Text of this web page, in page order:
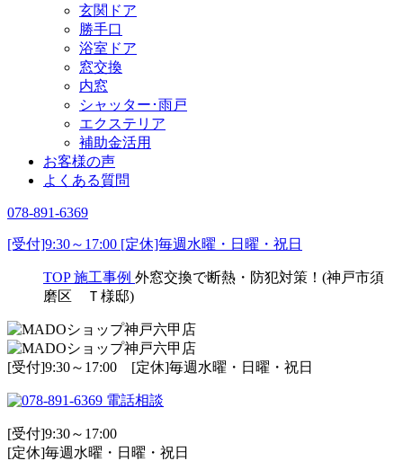
玄関ドア
勝手口
浴室ドア
窓交換
内窓
シャッター･雨戸
エクステリア
補助金活用
お客様の声
よくある質問
078-891-6369
[受付]9:30～17:00 [定休]毎週水曜・日曜・祝日
TOP 施工事例 外窓交換で断熱・防犯対策！(神戸市須
磨区 Ｔ様邸)
[受付]9:30～17:00 [定休]毎週水曜・日曜・祝日
電話相談
[受付]9:30～17:00
[定休]毎週水曜・日曜・祝日